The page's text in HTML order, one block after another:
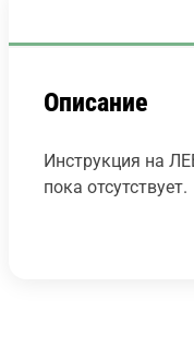
Описание
Инструкция на
пока отсутствует.